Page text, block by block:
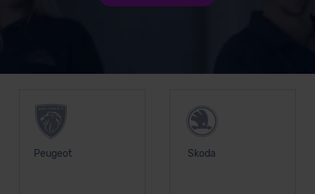
Peugeot Skoda